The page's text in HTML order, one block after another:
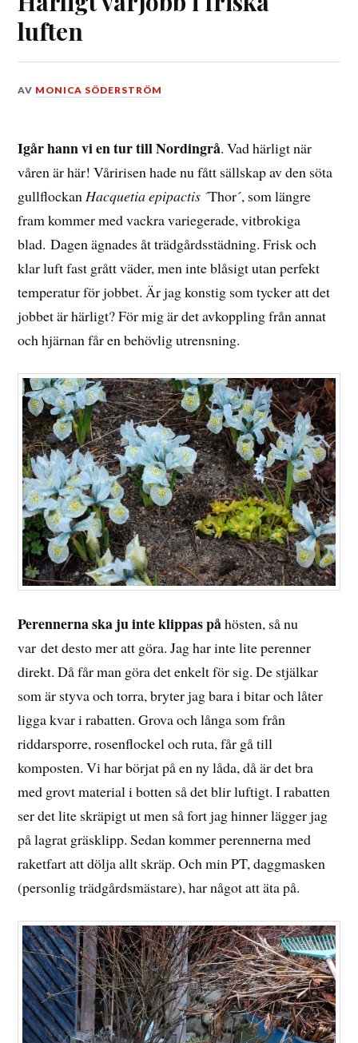
luften
DEN
2015
AV MONICA SÖDERSTRÖM
Igår hann vi en tur till Nordingrå. Vad härligt när
våren är här! Våririsen hade nu fått sällskap av den söta
gullflockan Hacquetia epipactis ´Thor´, som längre
fram kommer med vackra variegerade, vitbrokiga
blad. Dagen ägnades åt trädgårdsstädning. Frisk och
klar luft fast grått väder, men inte blåsigt utan perfekt
temperatur för jobbet. Är jag konstig som tycker att det
jobbet är härligt? För mig är det avkoppling från annat
och hjärnan får en behövlig utrensning.
Perennerna ska ju inte klippas påhösten, så nu
var det desto mer att göra. Jag har inte lite perenner
direkt. Då får man göra det enkelt för sig. De stjälkar
som är styva och torra, bryter jag bara i bitar och låter
ligga kvar i rabatten. Grova och långa som från
riddarsporre, rosenflockel och ruta, får gå till
komposten. Vi har börjat på en ny låda, då är det bra
med grovt material i botten så det blir luftigt. I rabatten
ser det lite skräpigt ut men så fort jag hinner lägger jag
på lagrat gräsklipp. Sedan kommer perennerna med
raketfart att dölja allt skräp. Och min PT, daggmasken
(personlig trädgårdsmästare), har något att äta på.